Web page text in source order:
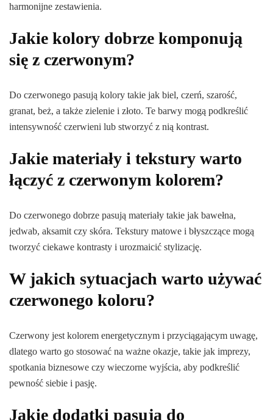
harmonijne zestawienia.
Jakie kolory dobrze komponują
się z czerwonym?
Do czerwonego pasują kolory takie jak biel, czerń, szarość,
granat, beż, a także zielenie i złoto. Te barwy mogą podkreślić
intensywność czerwieni lub stworzyć z nią kontrast.
Jakie materiały i tekstury warto
łączyć z czerwonym kolorem?
Do czerwonego dobrze pasują materiały takie jak bawełna,
jedwab, aksamit czy skóra. Tekstury matowe i błyszczące mogą
tworzyć ciekawe kontrasty i urozmaicić stylizację.
W jakich sytuacjach warto używać
czerwonego koloru?
Czerwony jest kolorem energetycznym i przyciągającym uwagę,
dlatego warto go stosować na ważne okazje, takie jak imprezy,
spotkania biznesowe czy wieczorne wyjścia, aby podkreślić
pewność siebie i pasję.
Jakie dodatki pasują do